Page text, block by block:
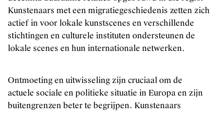
Kunstenaars met een migratiegeschiedenis zetten zich
actief in voor lokale kunstscenes en verschillende
stichtingen en culturele instituten ondersteunen de
lokale scenes en hun internationale netwerken.
Ontmoeting en uitwisseling zijn cruciaal om de
actuele sociale en politieke situatie in Europa en zijn
buitengrenzen beter te begrijpen. Kunstenaars